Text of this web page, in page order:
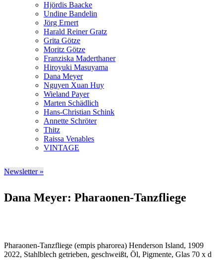
Hjördis Baacke
Undine Bandelin
Jörg Ernert
Harald Reiner Gratz
Grita Götze
Moritz Götze
Franziska Maderthaner
Hiroyuki Masuyama
Dana Meyer
Nguyen Xuan Huy
Wieland Payer
Marten Schädlich
Hans-Christian Schink
Annette Schröter
Thitz
Raissa Venables
VINTAGE
Newsletter »
Dana Meyer: Pharaonen-Tanzfliege
Pharaonen-Tanzfliege (empis pharorea) Henderson Island, 1909
2022, Stahlblech getrieben, geschweißt, Öl, Pigmente, Glas 70 x d